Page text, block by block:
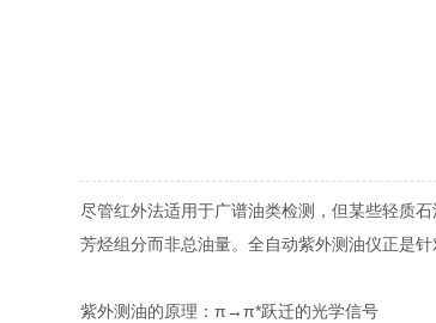
尽管红外法适用于广谱油类检测，但某些轻质
芳烃组分而非总油量。全自动紫外测油仪正是
紫外测油的原理：π→π*跃迁的光学信号